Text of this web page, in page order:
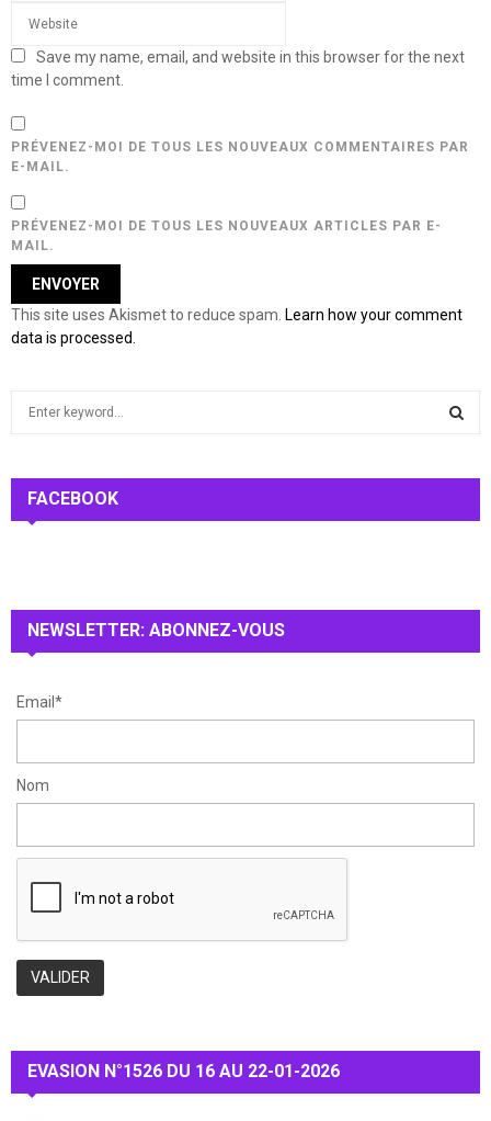
Save my name, email, and website in this browser for the next
time I comment.
PRÉVENEZ-MOI DE TOUS LES NOUVEAUX COMMENTAIRES PAR
E-MAIL.
PRÉVENEZ-MOI DE TOUS LES NOUVEAUX ARTICLES PAR E-
MAIL.
This site uses Akismet to reduce spam. Learn how your comment
data is processed.
h
:
FACEBOOK
NEWSLETTER: ABONNEZ-VOUS
Email*
Nom
EVASION N°1526 DU 16 AU 22-01-2026